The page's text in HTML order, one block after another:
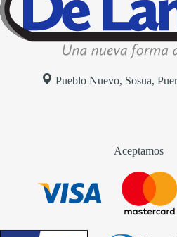
Pueblo Nuevo, Sosua,
Aceptamos